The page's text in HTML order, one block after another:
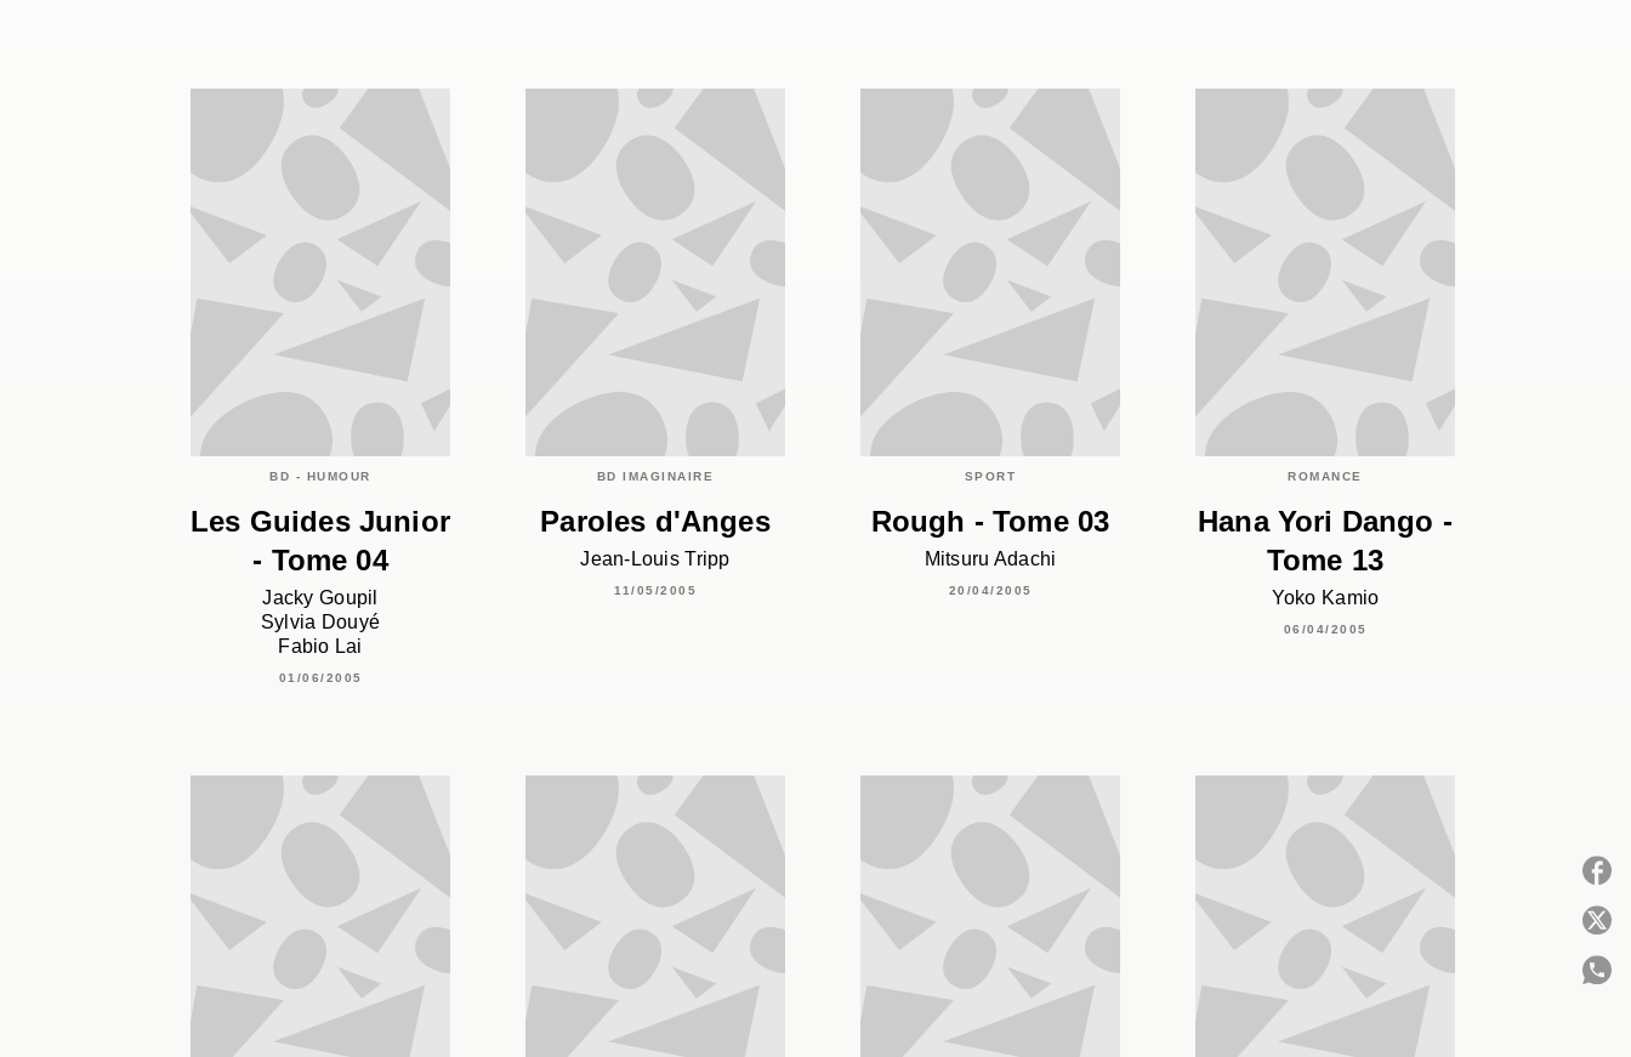
BD - HUMOUR
Les Guides Junior
- Tome 04
Jacky Goupil
Sylvia Douyé
Fabio Lai
01/06/2005
BD IMAGINAIRE
Paroles d'Anges
Jean-Louis Tripp
11/05/2005
SPORT
Rough - Tome 03
Mitsuru Adachi
20/04/2005
ROMANCE
Hana Yori Dango -
Tome 13
Yoko Kamio
06/04/2005